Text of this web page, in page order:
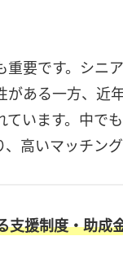
重要です。シニ
がある一方、近
ています。中で
高いマッチング
支援制度・助成